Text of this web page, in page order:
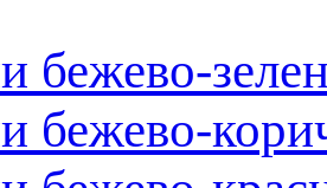
бежево-
бежево-